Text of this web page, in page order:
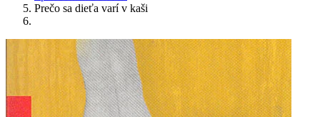
Prečo sa dieťa varí v kaši